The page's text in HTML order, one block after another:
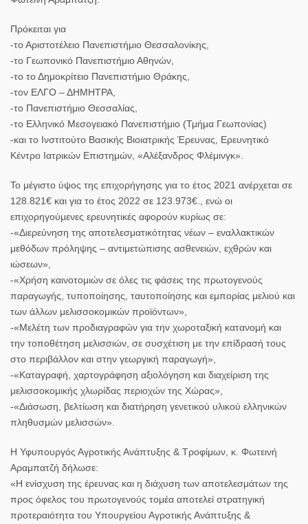
Πρόκειται για
-το Αριστοτέλειο Πανεπιστήμιο Θεσσαλονίκης,
-το Γεωπονικό Πανεπιστήμιο Αθηνών,
-το το Δημοκρίτειο Πανεπιστήμιο Θράκης,
-τον ΕΛΓΟ – ΔΗΜΗΤΡΑ,
-το Πανεπιστήμιο Θεσσαλίας,
-το Ελληνικό Μεσογειακό Πανεπιστήμιο (Τμήμα Γεωπονίας)
-και το Ινστιτούτο Βασικής Βιοιατρικής Έρευνας, Ερευνητικό
Κέντρο Ιατρικών Επιστημών, «Αλέξανδρος Φλέμινγκ».
Το μέγιστο ύψος της επιχορήγησης για το έτος 2021 ανέρχεται σε
128.821€ και για το έτος 2022 σε 123.973€., ενώ οι
επιχορηγούμενες ερευνητικές αφορούν κυρίως σε:
-«Διερεύνηση της αποτελεσματικότητας νέων – εναλλακτικών
μεθόδων πρόληψης – αντιμετώπισης ασθενειών, εχθρών και
ιώσεων»,
-«Χρήση καινοτομιών σε όλες τις φάσεις της πρωτογενούς
παραγωγής, τυποποίησης, ταυτοποίησης και εμπορίας μελιού και
των άλλων μελισσοκομικών προϊόντων»,
-«Μελέτη των προδιαγραφών για την χωροταξική κατανομή και
την τοποθέτηση μελισσιών, σε συσχέτιση με την επίδρασή τους
στο περιβάλλον και στην γεωργική παραγωγή»,
-«Καταγραφή, χαρτογράφηση αξιολόγηση και διαχείριση της
μελισσοκομικής χλωρίδας περιοχών της Χώρας»,
-«Διάσωση, βελτίωση και διατήρηση γενετικού υλικού ελληνικών
πληθυσμών μελισσών».
Η Υφυπουργός Αγροτικής Ανάπτυξης & Τροφίμων, κ. Φωτεινή
Αραμπατζή δήλωσε:
«Η ενίσχυση της έρευνας και η διάχυση των αποτελεσμάτων της
προς όφελος του πρωτογενούς τομέα αποτελεί στρατηγική
προτεραιότητα του Υπουργείου Αγροτικής Ανάπτυξης &